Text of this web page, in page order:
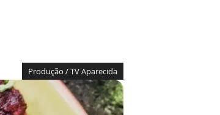
Produção / TV Aparecida